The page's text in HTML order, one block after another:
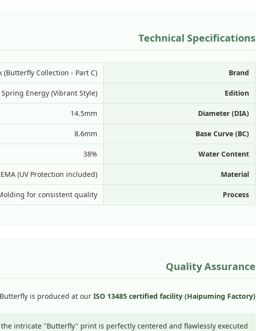
Technical Specifications
Brand
(Butterfly Collection - Part C)
Edition
Spring Energy (Vibrant Style)
Diameter (DIA)
14.5mm
Base Curve (BC)
8.6mm
Water Content
38%
Material
(UV Protection included)
Process
for consistent quality
Quality Assurance
is produced at our ISO 13485 certified facility (Haipuming Factory)
intricate "Butterfly" print is perfectly centered and flawlessly executed